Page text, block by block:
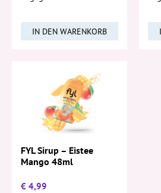
IN DEN WARENKORB
FYL Sirup – Eistee
Mango 48ml
€ 4,99